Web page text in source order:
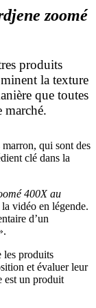
zoomé
produits
la texture
que toutes
marché.
marron, qui sont des
clé dans la
400X au
vidéo en légende.
d’un
les produits
et évaluer leur
est un produit